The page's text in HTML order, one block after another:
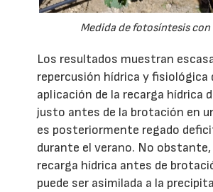
Medida de fotosíntesis con
Los resultados muestran
repercusión hídrica y fisiológica
aplicación de la recarga hídrica
justo antes de la brotación en
es posteriormente regado
durante el verano. No obstante,
recarga hídrica antes de
puede ser asimilada a la